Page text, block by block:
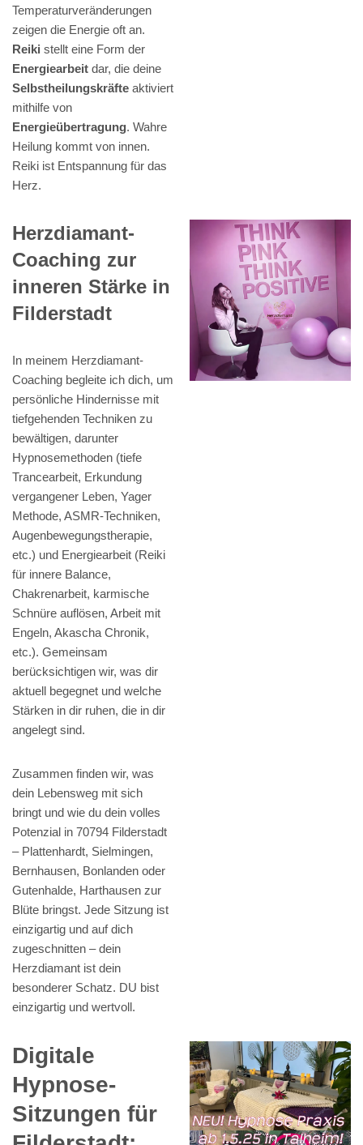
Temperaturveränderungen
zeigen die Energie oft an.
Reiki stellt eine Form der
Energiearbeit dar, die deine
Selbstheilungskräfte aktiviert
mithilfe von
Energieübertragung. Wahre
Heilung kommt von innen.
Reiki ist Entspannung für das
Herz.
Herzdiamant-
Coaching zur
inneren Stärke in
Filderstadt
In meinem Herzdiamant-
Coaching begleite ich dich, um
persönliche Hindernisse mit
tiefgehenden Techniken zu
bewältigen, darunter
Hypnosemethoden (tiefe
Trancearbeit, Erkundung
vergangener Leben, Yager
Methode, ASMR-Techniken,
Augenbewegungstherapie,
etc.) und Energiearbeit (Reiki
für innere Balance,
Chakrenarbeit, karmische
Schnüre auflösen, Arbeit mit
Engeln, Akascha Chronik,
etc.). Gemeinsam
berücksichtigen wir, was dir
aktuell begegnet und welche
Stärken in dir ruhen, die in dir
angelegt sind.
Zusammen finden wir, was
dein Lebensweg mit sich
bringt und wie du dein volles
Potenzial in 70794 Filderstadt
– Plattenhardt, Sielmingen,
Bernhausen, Bonlanden oder
Gutenhalde, Harthausen zur
Blüte bringst. Jede Sitzung ist
einzigartig und auf dich
zugeschnitten – dein
Herzdiamant ist dein
besonderer Schatz. DU bist
einzigartig und wertvoll.
Digitale
Hypnose-
Sitzungen für